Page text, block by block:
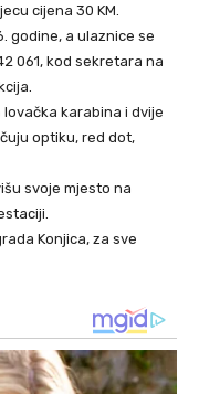
cijena 30 KM.
godine, a ulaznice se
061, kod sekretara na
karabina i dvije
optiku, red dot,
svoje mjesto na
Konjica, za sve